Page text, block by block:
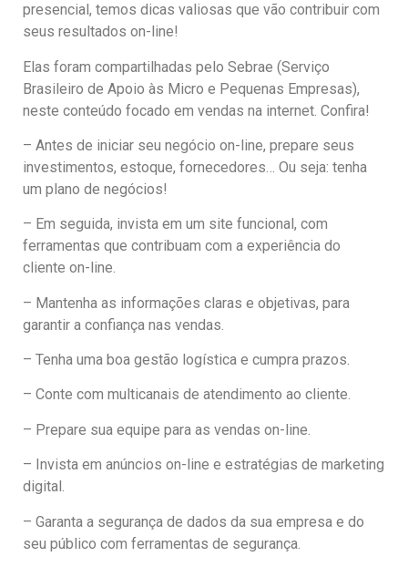
presencial, temos dicas valiosas que vão contribuir com
seus resultados on-line!
Elas foram compartilhadas pelo Sebrae (Serviço
Brasileiro de Apoio às Micro e Pequenas Empresas),
neste conteúdo focado em vendas na internet. Confira!
– Antes de iniciar seu negócio on-line, prepare seus
investimentos, estoque, fornecedores… Ou seja: tenha
um plano de negócios!
– Em seguida, invista em um site funcional, com
ferramentas que contribuam com a experiência do
cliente on-line.
– Mantenha as informações claras e objetivas, para
garantir a confiança nas vendas.
– Tenha uma boa gestão logística e cumpra prazos.
– Conte com multicanais de atendimento ao cliente.
– Prepare sua equipe para as vendas on-line.
– Invista em anúncios on-line e estratégias de marketing
digital.
– Garanta a segurança de dados da sua empresa e do
seu público com ferramentas de segurança.